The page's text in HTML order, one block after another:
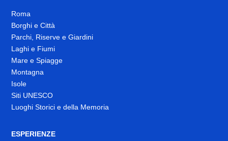
Roma
Borghi e Città
Parchi, Riserve e Giardini
Laghi e Fiumi
Mare e Spiagge
Montagna
Isole
Siti UNESCO
Luoghi Storici e della Memoria
ESPERIENZE